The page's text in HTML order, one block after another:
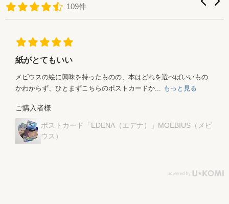
109件
紙がとてもいい
メビウスの絵に興味を持ったものの、本はどれを選べばいいもの
かわからず、ひとまずこちらのポストカードか...
もっと見る
ご購入者様
ポストカード「EDENA（エデナ）」MOEBIUS（メビ
ウス）